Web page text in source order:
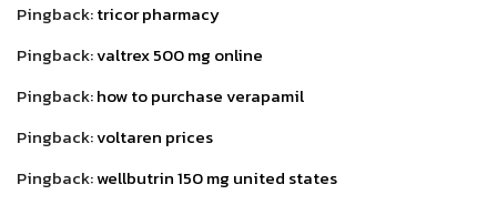
Pingback:tricor pharmacy
Pingback:valtrex 500 mg online
Pingback:how to purchase verapamil
Pingback:voltaren prices
Pingback:wellbutrin 150 mg united states